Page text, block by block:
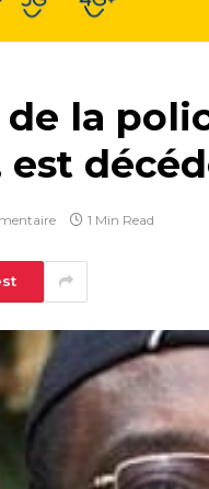
de la
1 Min Read